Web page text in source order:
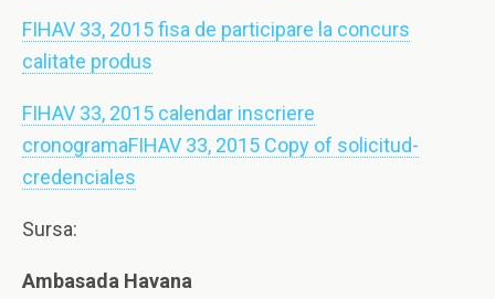
FIHAV 33, 2015 fisa de participare la concurs
calitate produs
FIHAV 33, 2015 calendar inscriere
cronogramaFIHAV 33, 2015 Copy of solicitud-
credenciales
Sursa:
Ambasada Havana